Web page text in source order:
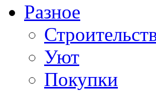
Разное
Уют
Покупки